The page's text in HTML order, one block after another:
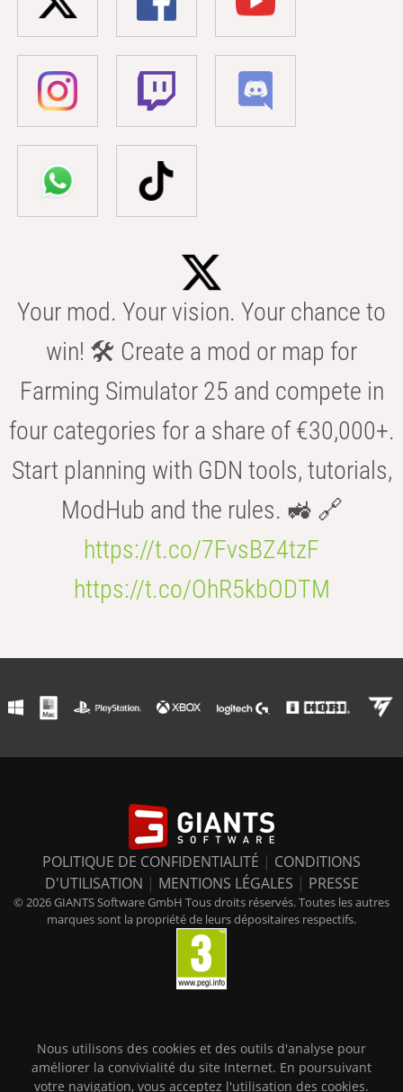
Your mod. Your vision. Your chance to
win! 🛠️ Create a mod or map for
Farming Simulator 25 and compete in
four categories for a share of €30,000+.
Start planning with GDN tools, tutorials,
ModHub and the rules. 🚜 🔗
https://t.co/7FvsBZ4tzF
https://t.co/OhR5kbODTM
POLITIQUE DE CONFIDENTIALITÉ | CONDITIONS
D'UTILISATION | MENTIONS LÉGALES | PRESSE
© 2026 GIANTS Software GmbH Tous droits réservés. Toutes les autres
marques sont la propriété de leurs dépositaires respectifs.
Nous utilisons des cookies et des outils d'analyse pour
améliorer la convivialité du site Internet. En poursuivant
votre navigation, vous acceptez l'utilisation des cookies.